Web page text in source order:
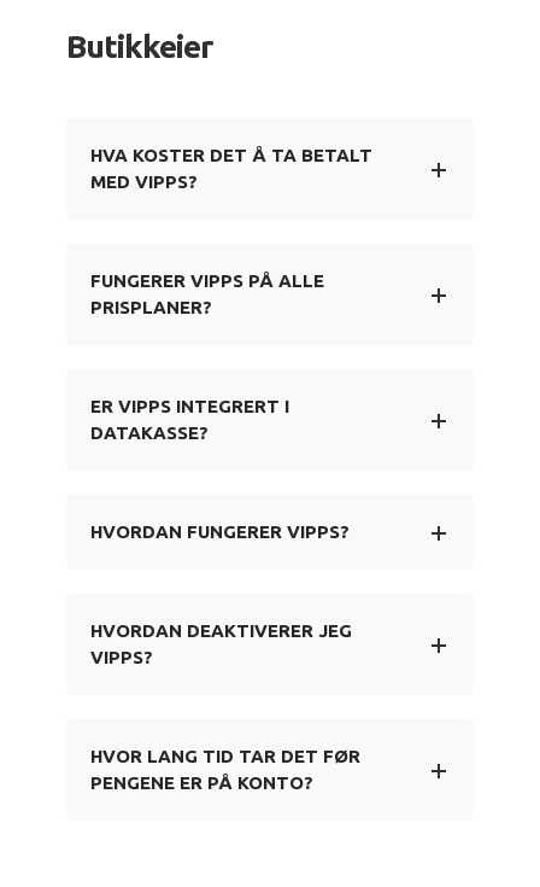
Butikkeier
HVA KOSTER DET Å TA BETALT
MED VIPPS?
FUNGERER VIPPS PÅ ALLE
PRISPLANER?
ER VIPPS INTEGRERT I
DATAKASSE?
HVORDAN FUNGERER VIPPS?
HVORDAN DEAKTIVERER JEG
VIPPS?
HVOR LANG TID TAR DET FØR
PENGENE ER PÅ KONTO?